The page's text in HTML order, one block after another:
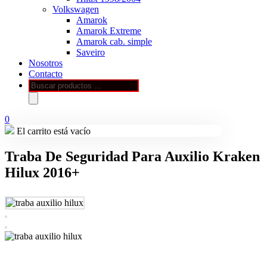
Volkswagen
Amarok
Amarok Extreme
Amarok cab. simple
Saveiro
Nosotros
Contacto
Búsqueda
de
productos
0
El carrito está vacío
Traba De Seguridad Para Auxilio Kraken
Hilux 2016+